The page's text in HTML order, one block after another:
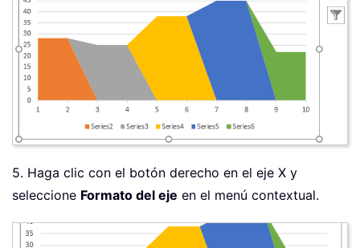
5. Haga clic con el botón derecho en el eje X y
seleccione Formato del eje en el menú contextual.